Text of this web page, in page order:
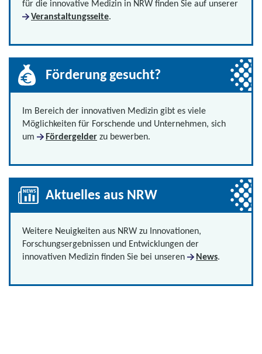
für die innovative Medizin in NRW finden Sie auf unserer
Veranstaltungsseite.
Förderung gesucht?
Im Bereich der innovativen Medizin gibt es viele
Möglichkeiten für Forschende und Unternehmen, sich
um
Fördergelder zu bewerben.
Aktuelles aus NRW
Weitere Neuigkeiten aus NRW zu Innovationen,
Forschungsergebnissen und Entwicklungen der
innovativen Medizin finden Sie bei unseren
News.